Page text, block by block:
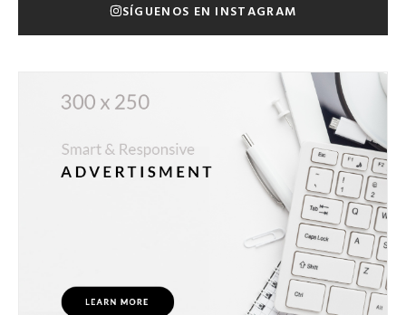
SÍGUENOS EN INSTAGRAM